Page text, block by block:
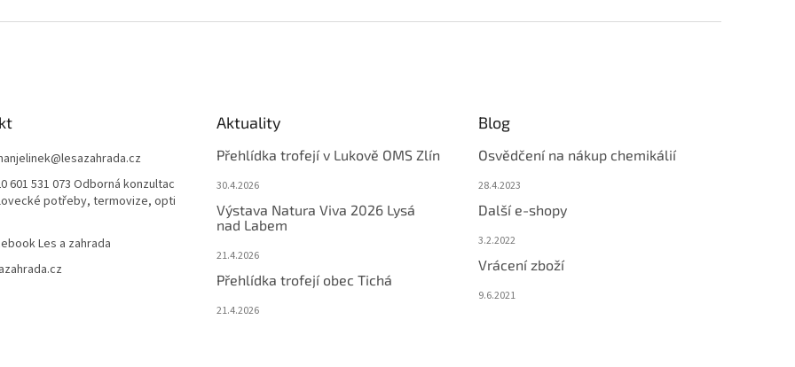
@lesazahrada.cz
601 531 073 Odborná konzultac
potřeby, termovize, opti
Les a zahrada
Aktuality
Přehlídka trofejí v Lukově OMS Zlín
30.4.2026
Výstava Natura Viva 2026 Lysá
nad Labem
21.4.2026
Přehlídka trofejí obec Tichá
21.4.2026
Blog
Osvědčení na nákup chemikálií
28.4.2023
Další e-shopy
3.2.2022
Vrácení zboží
9.6.2021